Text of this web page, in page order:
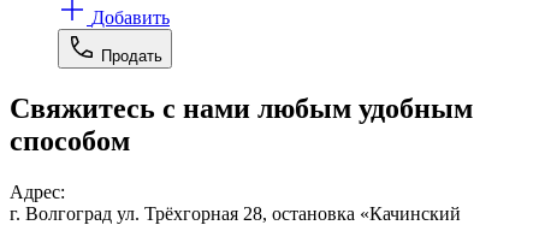
Добавить
Продать
Свяжитесь с нами любым удобным
способом
Адрес:
г. Волгоград ул. Трёхгорная 28, остановка «Качинский